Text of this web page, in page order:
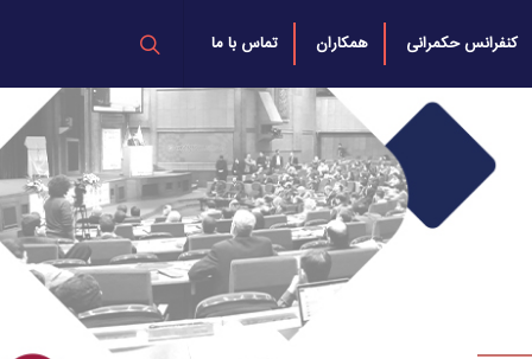
کنفرانس حکمرانی همکاران تماس با ما